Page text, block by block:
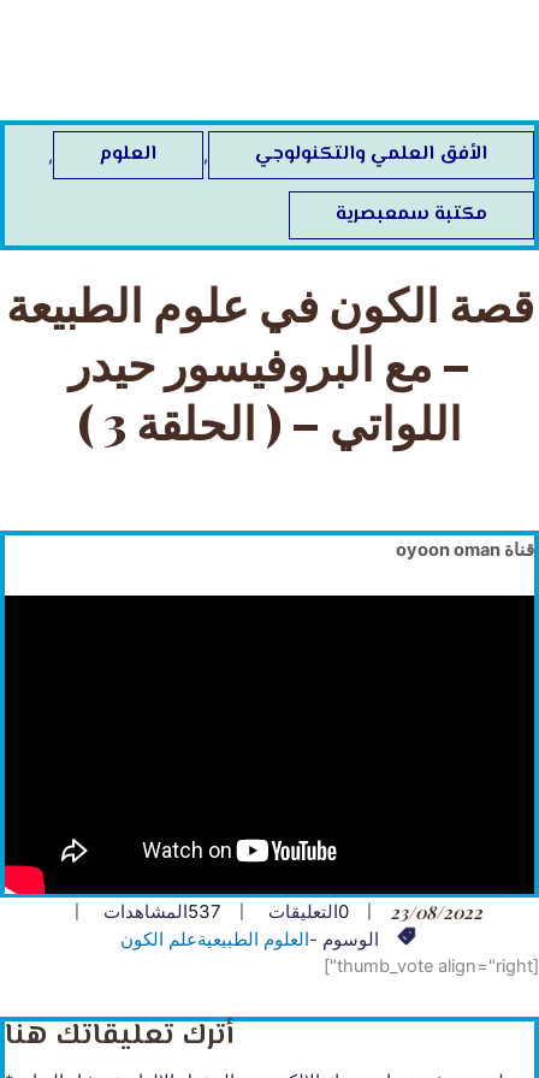
الأفق العلمي والتكنولوجي , العلوم ,
مكتبة سمعبصرية
قصة الكون في علوم الطبيعة
– مع البروفيسور حيدر
اللواتي – ( الحلقة 3 )
قناة oyoon oman
23/08/2022
0التعليقات 537المشاهدات
الوسوم -العلوم الطبيعيةعلم الكون
[thumb_vote align="right"]
أترك تعليقاتك هنا